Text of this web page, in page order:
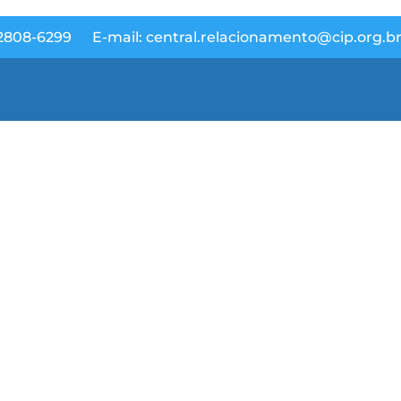
6299 E-mail: central.relacionamento@cip.org.br